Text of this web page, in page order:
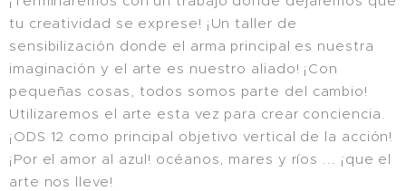
tu creatividad se exprese! ¡Un taller de
sensibilización donde el arma principal es nuestra
imaginación y el arte es nuestro aliado! ¡Con
pequeñas cosas, todos somos parte del cambio!
Utilizaremos el arte esta vez para crear conciencia.
¡ODS 12 como principal objetivo vertical de la acción!
¡Por el amor al azul! océanos, mares y ríos ... ¡que el
arte nos lleve!